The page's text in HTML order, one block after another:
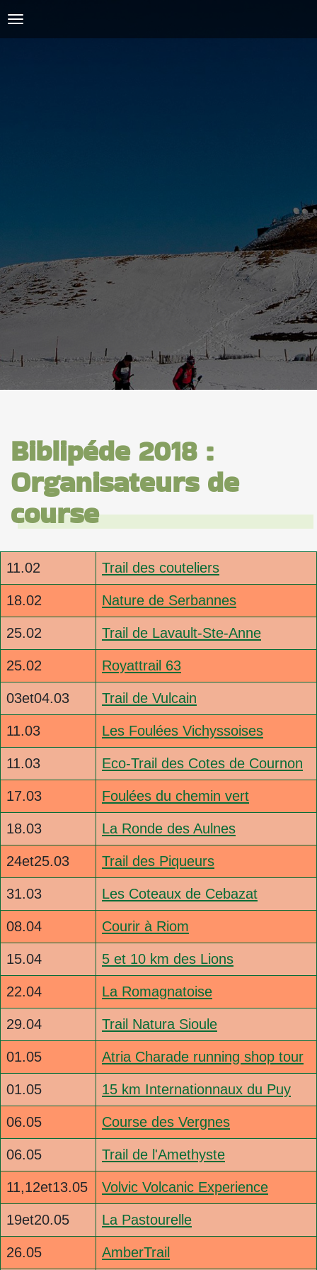
SPIRIDON
Biblipéde 2018 :
Organisateurs de
course
11.02 Trail des couteliers
18.02 Nature de Serbannes
25.02 Trail de Lavault-Ste-Anne
25.02 Royattrail 63
03et04.03 Trail de Vulcain
11.03 Les Foulées Vichyssoises
11.03 Eco-Trail des Cotes de Cournon
17.03 Foulées du chemin vert
18.03 La Ronde des Aulnes
24et25.03 Trail des Piqueurs
31.03 Les Coteaux de Cebazat
08.04 Courir à Riom
15.04 5 et 10 km des Lions
22.04 La Romagnatoise
29.04 Trail Natura Sioule
01.05 Atria Charade running shop tour
01.05 15 km Internationnaux du Puy
06.05 Course des Vergnes
06.05 Trail de l'Amethyste
11,12et13.05 Volvic Volcanic Experience
19et20.05 La Pastourelle
26.05 AmberTrail